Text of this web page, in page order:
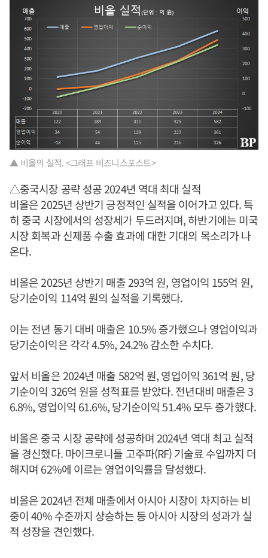
▲ 비올의 실적. <그래프 비즈니스포스트>
△중국시장 공략 성공 2024년 역대 최대 실적
비올은 2025년 상반기 긍정적인 실적을 이어가고 있다. 특
히 중국 시장에서의 성장세가 두드러지며, 하반기에는 미국
시장 회복과 신제품 수출 효과에 대한 기대의 목소리가 나
온다.
비올은 2025년 상반기 매출 293억 원, 영업이익 155억 원,
당기순이익 114억 원의 실적을 기록했다.
이는 전년 동기 대비 매출은 10.5% 증가했으나 영업이익과
당기순이익은 각각 4.5%, 24.2% 감소한 수치다.
앞서 비올은 2024년 매출 582억 원, 영업이익 361억 원, 당
기순이익 326억 원을 성적표를 받았다. 전년대비 매출은 3
6.8%, 영업이익 61.6%, 당기순이익 51.4% 모두 증가했다.
비올은 중국 시장 공략에 성공하며 2024년 역대 최고 실적
을 경신했다. 마이크로니들 고주파(RF) 기술료 수입까지 더
해지며 62%에 이르는 영업이익률을 달성했다.
비올은 2024년 전체 매출에서 아시아 시장이 차지하는 비
중이 40% 수준까지 상승하는 등 아시아 시장의 성과가 실
적 성장을 견인했다.